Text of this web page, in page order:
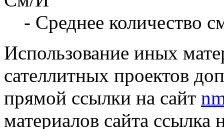
- Среднее количество
Использование иных
сателлитных проектов
прямой ссылки на сайт
материалов сайта ссылка